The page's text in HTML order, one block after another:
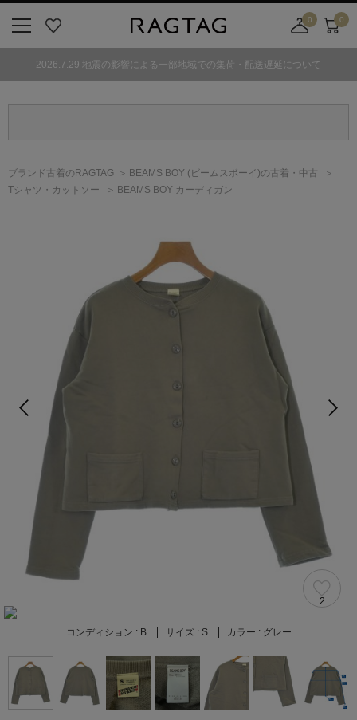
気
0
舗
カ
ト
0
2026.7.29 地震の影響による一部地域での集荷・配送遅延について
ブランド古着のRAGTAG BEAMS BOY (ビームスボーイ)の古着・中古
Tシャツ・カットソー
BEAMS BOY カーディガン
2
コンディション : B サイズ : S カラー : グレー